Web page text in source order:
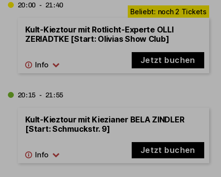
20:00 - 21:40
Kult-Kieztour mit Rotlicht-Experte OLLI
ZERIADTKE [Start: Olivias Show Club]
Jetzt buchen
20:15 - 21:55
Kult-Kieztour mit Kiezianer BELA ZINDLER
[Start: Schmuckstr. 9]
Jetzt buchen